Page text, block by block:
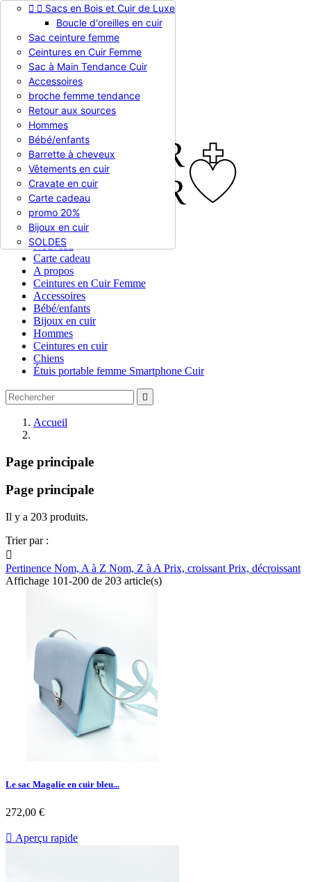
Appelez-nous :0786510612
EUR € 
EUR €
RUB RUB
Connexion
shopping_cart Panier (0)
  En stock
  Sacs en Bois et Cuir de Luxe
Boucle d'oreilles en cuir
Sac ceinture femme
Ceintures en Cuir Femme
Sac à Main Tendance Cuir
Accessoires
broche femme tendance
Retour aux sources
Hommes
Bébé/enfants
Barrette à cheveux
Vêtements en cuir
Cravate en cuir
Carte cadeau
promo 20%
Bijoux en cuir
SOLDES
Nouveau
Carte cadeau
A propos
Ceintures en Cuir Femme
Accessoires
Bébé/enfants
Bijoux en cuir
Hommes
Ceintures en cuir
Chiens
Étuis portable femme Smartphone Cuir

Accueil
Page principale
Page principale
Il y a 203 produits.
Trier par :

Pertinence Nom, A à Z Nom, Z à A Prix, croissant Prix, décroissant
Affichage 101-200 de 203 article(s)
Le sac Magalie en cuir bleu...
272,00 €
 Aperçu rapide